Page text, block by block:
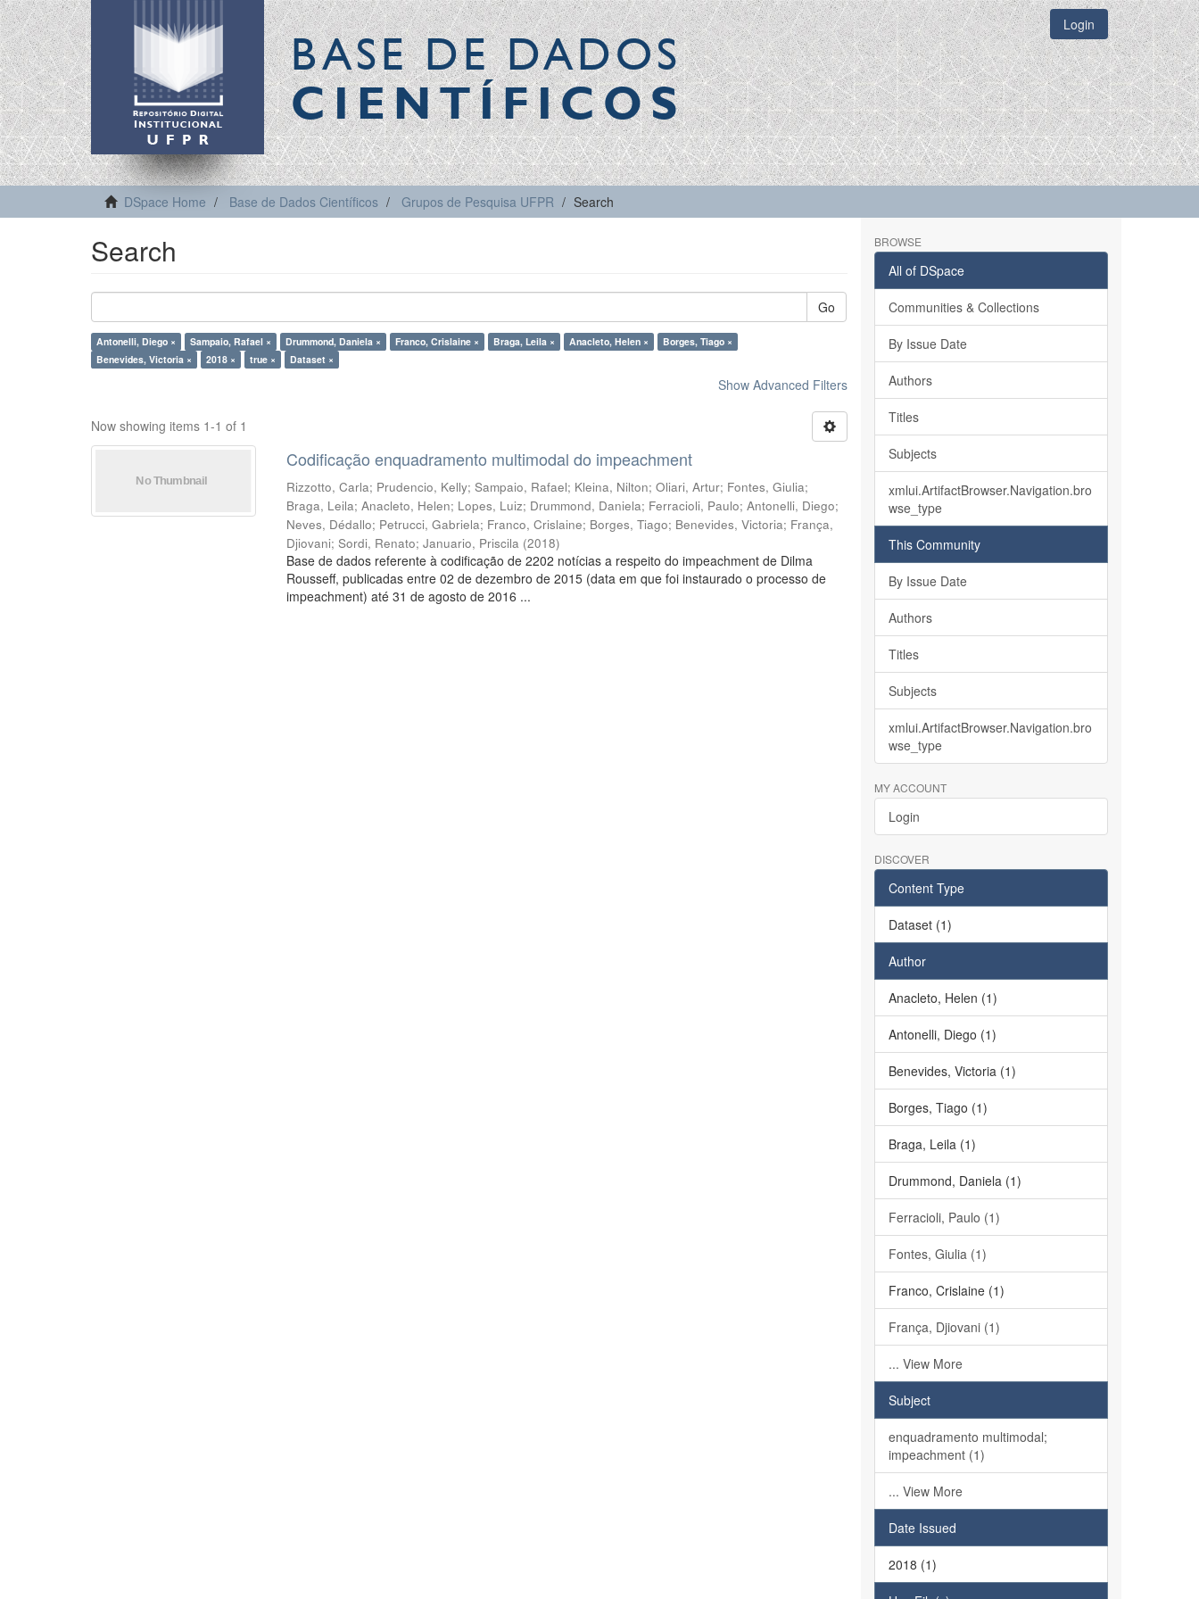
BASE DE DADOS
CIENTÍFICOS
Login
DSpace Home Base de Dados Científicos Grupos de Pesquisa UFPR Search
Search
Go
Antonelli, Diego × Sampaio, Rafael × Drummond, Daniela × Franco, Crislaine × Braga, Leila × Anacleto, Helen ×
Borges, Tiago ×
Benevides, Victoria ×
2018 × true × Dataset ×
Show Advanced Filters
Now showing items 1-1 of 1
Codificação enquadramento multimodal do impeachment
Rizzotto, Carla; Prudencio, Kelly;Sampaio, Rafael; Kleina, Nilton;Oliari, Artur; Fontes, Giulia;
Braga, Leila;Anacleto, Helen; Lopes, Luiz; Drummond, Daniela; Ferracioli, Paulo;Antonelli, Diego;
Neves, Dédallo; Petrucci, Gabriela; Franco, Crislaine; Borges, Tiago; Benevides, Victoria; França,
Djiovani;Sordi, Renato;Januario, Priscila (2018)
Base de dados referente à codificação de 2202 notícias a respeito do impeachment de Dilma
Rousseff, publicadas entre 02 de dezembro de 2015 (data em que foi instaurado o processo de
impeachment) até 31 de agosto de 2016 ...
BROWSE
All of DSpace
Communities & Collections
By Issue Date
Authors
Titles
Subjects
xmlui.ArtifactBrowser.Navigation.bro
wse_type
This Community
By Issue Date
Authors
Titles
Subjects
xmlui.ArtifactBrowser.Navigation.bro
wse_type
MY ACCOUNT
Login
DISCOVER
Content Type
Dataset (1)
Author
Anacleto, Helen (1)
Antonelli, Diego (1)
Benevides, Victoria (1)
Borges, Tiago (1)
Braga, Leila (1)
Drummond, Daniela (1)
Ferracioli, Paulo (1)
Fontes, Giulia (1)
Franco, Crislaine (1)
França, Djiovani (1)
... View More
Subject
enquadramento multimodal;
impeachment (1)
... View More
Date Issued
2018 (1)